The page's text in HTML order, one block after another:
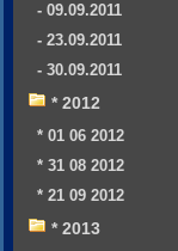
- 09.09.2011
- 23.09.2011
- 30.09.2011
* 2012
* 01 06 2012
* 31 08 2012
* 21 09 2012
* 2013